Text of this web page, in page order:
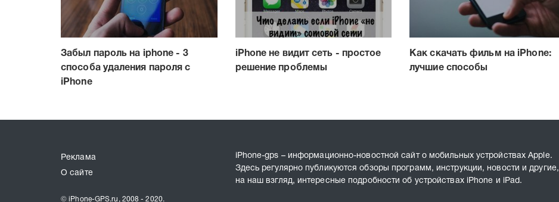
Забыл пароль на iphone - 3
способа удаления пароля с
iPhone
iPhone не видит сеть - простое
решение проблемы
Как скачать фильм на iPhone:
лучшие способы
Реклама
О сайте
© iPhone-GPS.ru, 2008 - 2020.
iPhone-gps – информационно-новостной сайт о мобильных устройствах Apple.
Здесь регулярно публикуются обзоры программ, инструкции, новости и другие,
на наш взгляд, интересные подробности об устройствах iPhone и iPad.